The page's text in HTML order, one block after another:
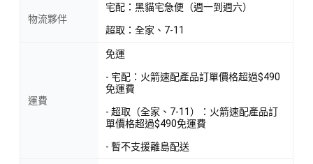
物流夥伴
宅配：黑貓宅急便（週一到週六）
超取：全家、7-11
運費
免運
- 宅配：火箭速配產品訂單價格超過$490
免運費
- 超取（全家、7-11）：火箭速配產品訂
單價格超過$490免運費
- 暫不支援離島配送